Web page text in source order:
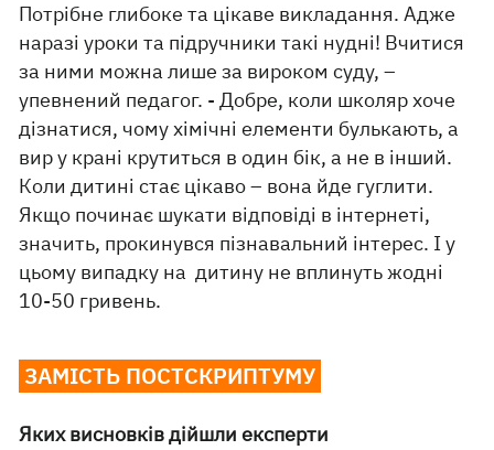
Потрібне глибоке та цікаве викладання. Адже
наразі уроки та підручники такі нудні! Вчитися
за ними можна лише за вироком суду, –
упевнений педагог. - Добре, коли школяр хоче
дізнатися, чому хімічні елементи булькають, а
вир у крані крутиться в один бік, а не в інший.
Коли дитині стає цікаво – вона йде гуглити.
Якщо починає шукати відповіді в інтернеті,
значить, прокинувся пізнавальний інтерес. І у
цьому випадку на дитину не вплинуть жодні
10-50 гривень.
ЗАМІСТЬ ПОСТСКРИПТУМУ
Яких висновків дійшли експерти